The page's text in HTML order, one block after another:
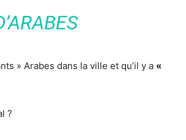
» Arabes dans la ville et qu’il y a «
?